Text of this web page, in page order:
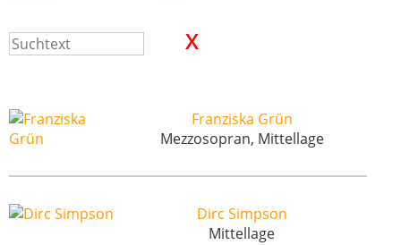
Franziska Grün
Mezzosopran, Mittellage
Dirc Simpson
Mittellage